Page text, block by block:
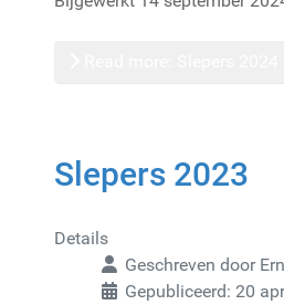
Slepers 2023
Details
Geschreven door
Gepubliceerd: 20